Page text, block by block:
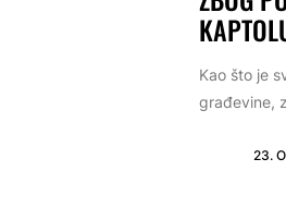
Kao što je
građevine,
23.